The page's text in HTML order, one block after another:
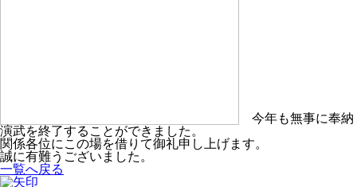
今年も無事に奉納
演武を終了することができました。
関係各位にこの場を借りて御礼申し上げます。
誠に有難うございました。
一覧へ戻る